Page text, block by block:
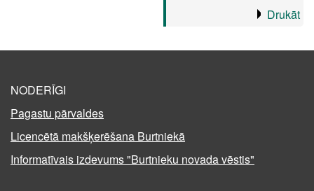
Drukāt
NODERĪGI
Pagastu pārvaldes
Licencētā makšķerēšana Burtniekā
Informatīvais izdevums "Burtnieku novada vēstis"